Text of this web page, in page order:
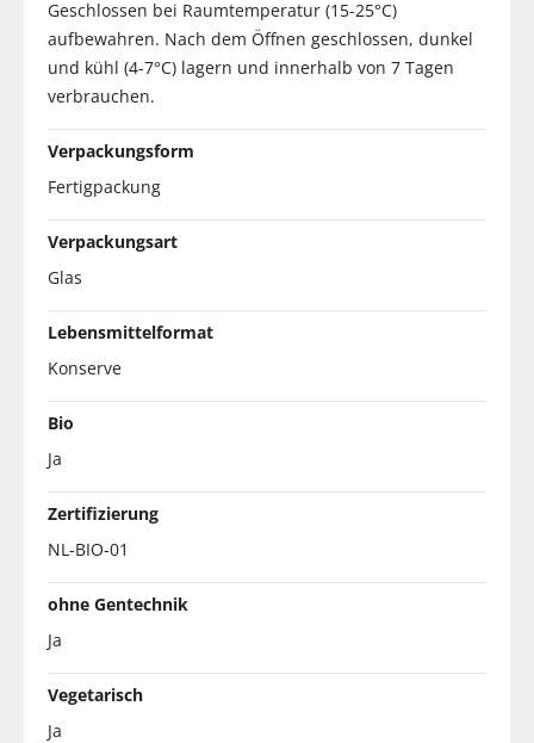
Geschlossen bei Raumtemperatur (15-25°C)
aufbewahren. Nach dem Öffnen geschlossen, dunkel
und kühl (4-7°C) lagern und innerhalb von 7 Tagen
verbrauchen.
Verpackungsform
Fertigpackung
Verpackungsart
Glas
Lebensmittelformat
Konserve
Bio
Ja
Zertifizierung
NL-BIO-01
ohne Gentechnik
Ja
Vegetarisch
Ja